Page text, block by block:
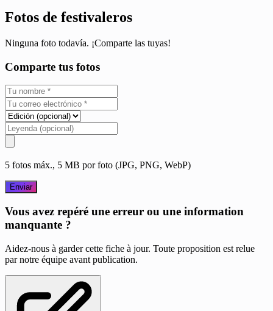
Fotos de festivaleros
Ninguna foto todavía. ¡Comparte las tuyas!
Comparte tus fotos
5 fotos máx., 5 MB por foto (JPG, PNG, WebP)
Enviar
Vous avez repéré une erreur ou une information
manquante ?
Aidez-nous à garder cette fiche à jour. Toute proposition est relue
par notre équipe avant publication.